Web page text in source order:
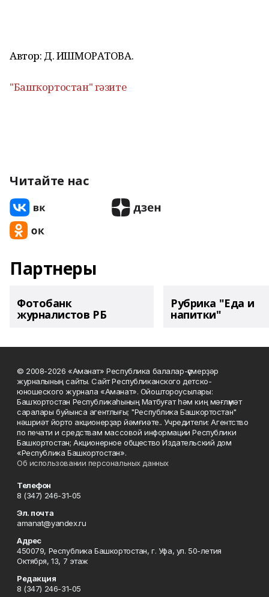
Автор: Д. ИШМОРАТОВА.
"Башҡортостан" гәзите
Читайте нас
Партнеры
Фотобанк
журналистов РБ
Рубрика "Еда и
напитки"
© 2008-2026 «Аманат» Республика балалар-үҫмерҙәр
журналының сайты. Сайт Республиканского детско-
юношеского журнала «Аманат». Ойоштороусылары:
Башҡортостан Республикаһының Матбуғат һәм киң мәғлүмәт
саралары буйынса агентлығы; "Республика Башкортостан"
нәшриәт йорто акционерҙар йәмғиәте.. Учредители: Агентство
по печати и средствам массовой информации Республики
Башкортостан; Акционерное общество Издательский дом
«Республика Башкортостан».
Об использовании персональных данных
Телефон
8 (347) 246-31-05
Эл. почта
amanat@yandex.ru
Адрес
450079, Республика Башкортостан, г. Уфа, ул. 50-летия
Октября, 13, 7 этаж
Редакция
8 (347) 246-31-05